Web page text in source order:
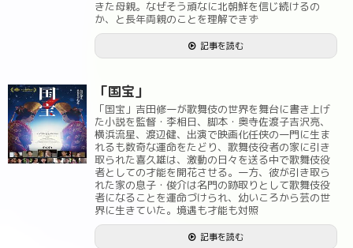
きた母親。なぜそう頑なに北朝鮮を信じ続けるの
か、と長年両親のことを理解できず
記事を読む
「国宝」
「国宝」吉田修一が歌舞伎の世界を舞台に書き上げ
た小説を監督・李相日、脚本・奥寺佐渡子吉沢亮、
横浜流星、渡辺健、出演で映画化任侠の一門に生ま
れるも数奇な運命をたどり、歌舞伎役者の家に引き
取られた喜久雄は、激動の日々を送る中で歌舞伎役
者としての才能を開花させる。一方、彼が引き取ら
れた家の息子・俊介は名門の跡取りとして歌舞伎役
者になることを運命づけられ、幼いころから芸の世
界に生きていた。境遇も才能も対照
記事を読む